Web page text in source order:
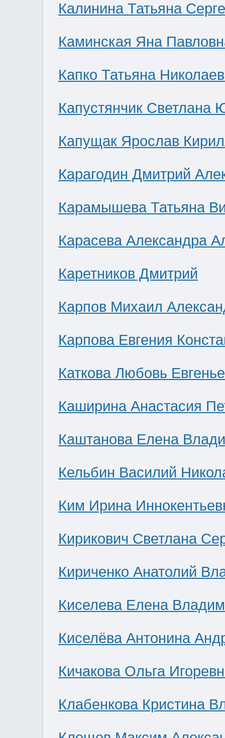
Калинина Татьяна
Каминская Яна
Капко Татьяна
Капустянчик Светлана
Капущак Ярослав
Карагодин Дмитрий
Карамышева Татьяна
Карасева Александра
Каретников Дмитрий
Карпов Михаил
Карпова Евгения
Каткова Любовь
Каширина Анастасия
Каштанова Елена
Кельбин Василий
Ким Ирина
Кирикович Светлана
Кириченко Анатолий
Киселева Елена
Киселёва Антонина
Кичакова Ольга
Клабенкова Кристина